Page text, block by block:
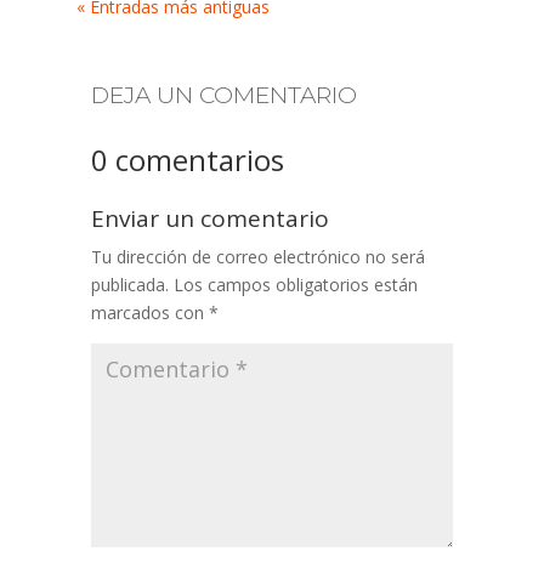
« Entradas más antiguas
DEJA UN COMENTARIO
0 comentarios
Enviar un comentario
Tu dirección de correo electrónico no será
publicada. Los campos obligatorios están
marcados con *